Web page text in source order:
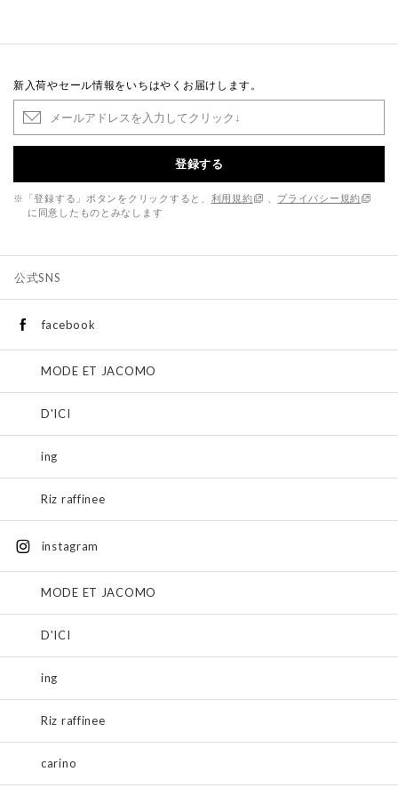
新入荷やセール情報をいちはやくお届けします。
登録する
※「登録する」ボタンをクリックすると、 利用規約
プライバシー規約
に同意したものとみなします
公式SNS
facebook
MODE ET JACOMO
D'ICI
ing
Riz raffinee
instagram
MODE ET JACOMO
D'ICI
ing
Riz raffinee
carino